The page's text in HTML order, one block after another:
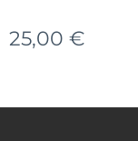
25,00 €